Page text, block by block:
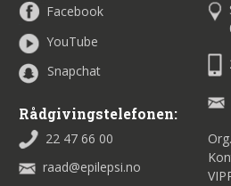
Facebook
YouTube
Snapchat
Rådgivingstelefonen:
22 47 66 00
raad@epilepsi.no